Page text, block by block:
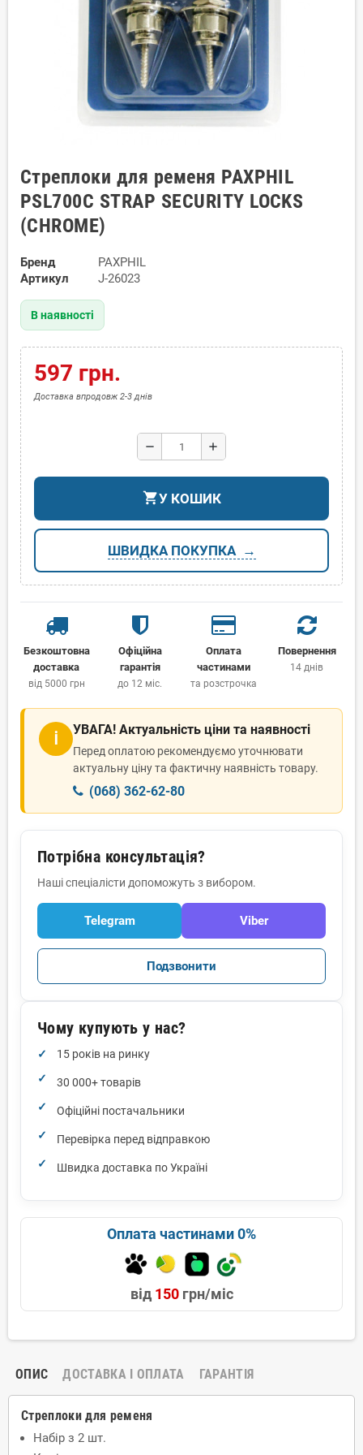
Стреплоки для ременя PAXPHIL
PSL700C STRAP SECURITY LOCKS
(CHROME)
Бренд
PAXPHIL
Артикул
J-26023
В наявності
597 грн.
Доставка впродовж 2-3 днів
remove add
shopping_cartУ КОШИК
ШВИДКА ПОКУПКА
Безкоштовна
доставка
від 5000 грн
Офіційна
гарантія
до 12 міс.
Оплата
частинами
та розстрочка
Повернення
14 днів
ℹ УВАГА! Актуальність ціни та наявності
Перед оплатою рекомендуємо уточнювати
актуальну ціну та фактичну наявність товару.
(068) 362-62-80
Потрібна консультація?
Наші спеціалісти допоможуть з вибором.
Telegram Viber
Подзвонити
Чому купують у нас?
15 років на ринку
30 000+ товарів
Офіційні постачальники
Перевірка перед відправкою
Швидка доставка по Україні
Оплата частинами 0%
від 150грн/міс
ОПИС ДОСТАВКА І ОПЛАТА ГАРАНТІЯ
Стреплоки для ременя
Набір з 2 шт.